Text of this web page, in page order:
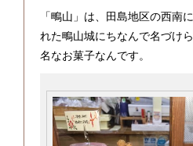
「鴫山」は、田島地区の西南
れた鴫山城にちなんで名づけ
名なお菓子なんです。